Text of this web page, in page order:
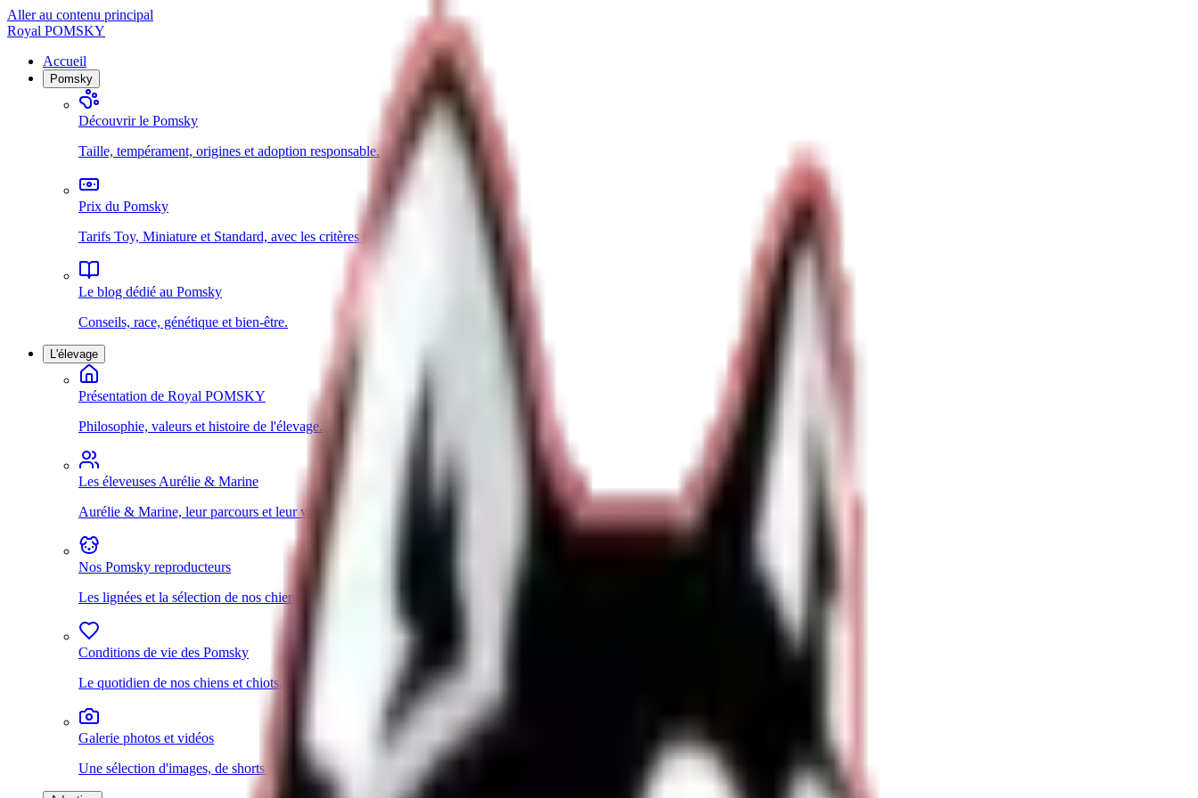
Aller au contenu principal
Royal POMSKY
Accueil
Pomsky
Découvrir le Pomsky
Taille, tempérament, origines et adoption responsable.
Prix du Pomsky
Tarifs Toy, Miniature et Standard, avec les critères qui influencent le prix.
Le blog dédié au Pomsky
Conseils, race, génétique et bien-être.
L'élevage
Présentation de Royal POMSKY
Philosophie, valeurs et histoire de l'élevage.
Les éleveuses Aurélie & Marine
Aurélie & Marine, leur parcours et leur vision.
Nos Pomsky reproducteurs
Les lignées et la sélection de nos chiens.
Conditions de vie des Pomsky
Le quotidien de nos chiens et chiots.
Galerie photos et vidéos
Une sélection d'images, de shorts et de vidéos pour découvrir l'élevage.